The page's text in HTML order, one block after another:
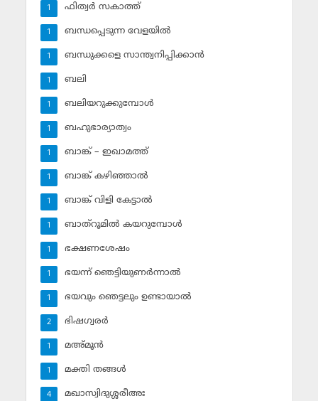
ഫിത്വര്‍ സകാത്ത്‌
1
ബന്ധപ്പെടുന്ന വേളയില്‍
1
ബന്ധുക്കളെ സാന്ത്വനിപ്പിക്കാന്‍
1
ബലി
1
ബലിയറുക്കുമ്പോള്‍
1
ബഹുഭാര്യാത്വം
1
ബാങ്ക് – ഇഖാമത്ത്
1
ബാങ്ക് കഴിഞ്ഞാല്‍
1
ബാങ്ക് വിളി കേട്ടാല്‍
1
ബാത്‌റൂമില്‍ കയറുമ്പോള്‍
1
ഭക്ഷണശേഷം
1
ഭയന്ന് ഞെട്ടിയുണര്‍ന്നാല്‍
1
ഭയവും ഞെട്ടലും ഉണ്ടായാല്‍
1
ഭിഷഗ്വരര്‍
2
മഅ്മൂന്‍
1
മക്തി തങ്ങള്‍
1
മഖാസ്വിദുശ്ശരീഅഃ
4